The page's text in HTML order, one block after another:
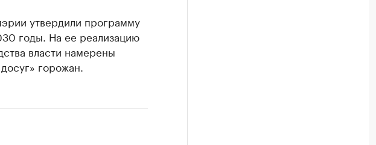
утвердили программу
годы. На ее реализацию
власти намерены
горожан.